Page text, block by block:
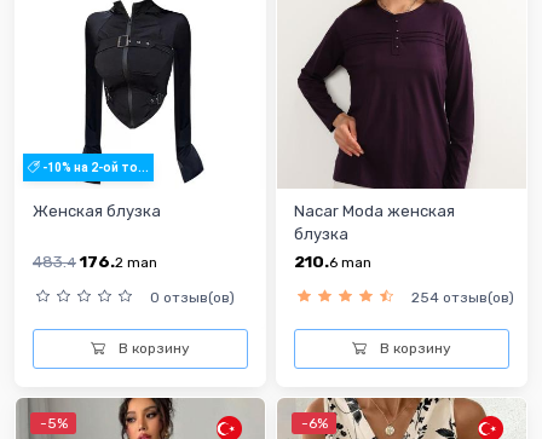
-10% на 2-ой то...
Женская блузка
483.4 176.2 man
0 отзыв(ов)
В корзину
Nacar Moda женская
блузка
210.6 man
254 отзыв(ов)
В корзину
-5% -6%